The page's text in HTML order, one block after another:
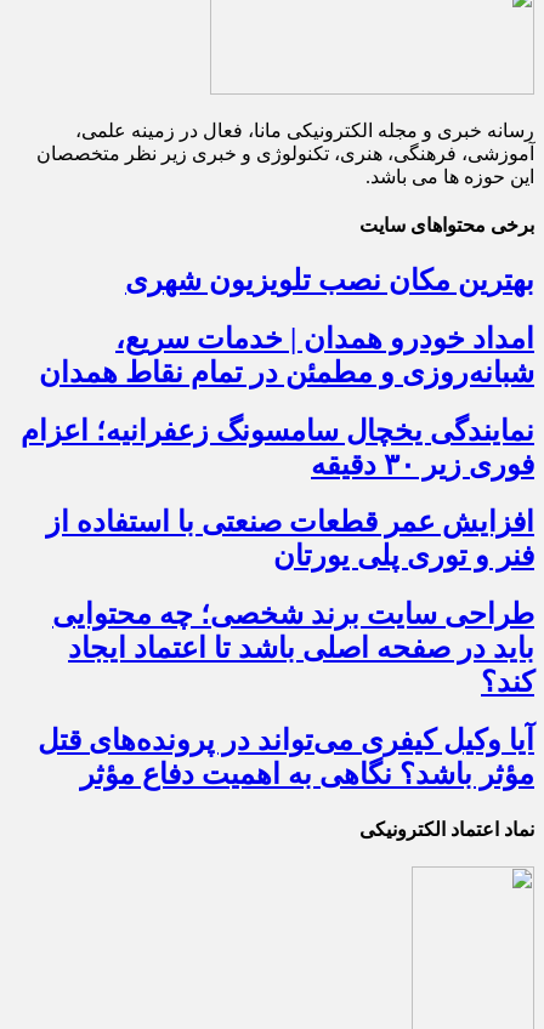
رسانه خبری و مجله الکترونیکی مانا، فعال در زمینه علمی،
آموزشی، فرهنگی، هنری، تکنولوژی و خبری زیر نظر متخصصان
این حوزه ها می باشد.
برخی محتواهای سایت
بهترین مکان نصب تلویزیون شهری
امداد خودرو همدان | خدمات سریع،
شبانه‌روزی و مطمئن در تمام نقاط همدان
نمایندگی یخچال سامسونگ زعفرانیه؛ اعزام
فوری زیر ۳۰ دقیقه
افزایش عمر قطعات صنعتی با استفاده از
فنر و توری پلی یورتان
طراحی سایت برند شخصی؛ چه محتوایی
باید در صفحه اصلی باشد تا اعتماد ایجاد
کند؟
آیا وکیل کیفری می‌تواند در پرونده‌های قتل
مؤثر باشد؟ نگاهی به اهمیت دفاع مؤثر
نماد اعتماد الکترونیکی